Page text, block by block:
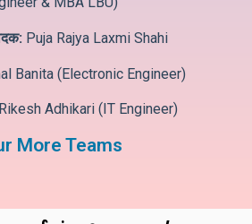
Puja Rajya Laxmi Shahi
Banita (Electronic Engineer)
Rikesh Adhikari (IT Engineer)
More Teams